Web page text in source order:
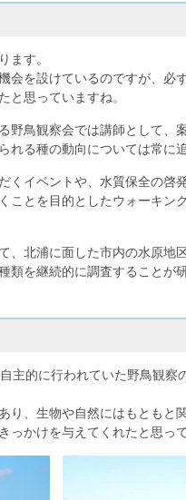
ます。
を設けているのですが、必
と思っていますね。
鳥観察会では講師として、
る種の動向については常に追
イベントや、水質保全の啓
ことを目的としたウォーキン
北浦に面した市内の水原地
を継続的に調査することが
主的に行われていた野鳥観察
、生物や自然にはもともと
っかけを与えてくれたと思っ